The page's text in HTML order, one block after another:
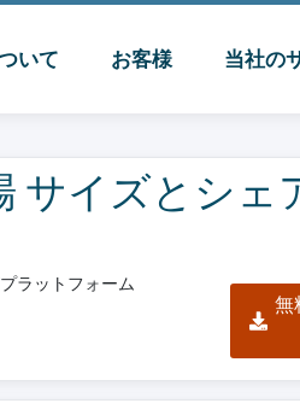
いて お客様 当社の
イズとシェ
ラットフォーム
無